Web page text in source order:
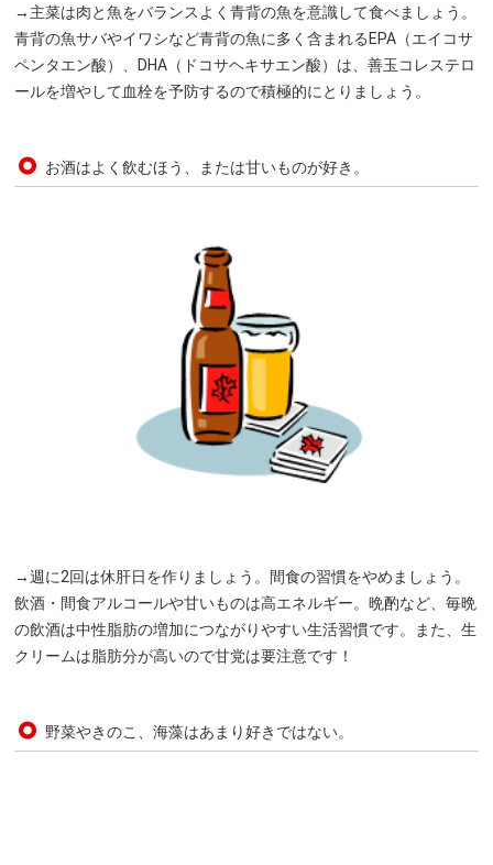
→主菜は肉と魚をバランスよく青背の魚を意識して食べましょう。
青背の魚サバやイワシなど青背の魚に多く含まれるEPA（エイコサ
ペンタエン酸）、DHA（ドコサヘキサエン酸）は、善玉コレステロ
ールを増やして血栓を予防するので積極的にとりましょう。
お酒はよく飲むほう、または甘いものが好き。
→週に2回は休肝日を作りましょう。間食の習慣をやめましょう。
飲酒・間食アルコールや甘いものは高エネルギー。晩酌など、毎晩
の飲酒は中性脂肪の増加につながりやすい生活習慣です。また、生
クリームは脂肪分が高いので甘党は要注意です！
野菜やきのこ、海藻はあまり好きではない。